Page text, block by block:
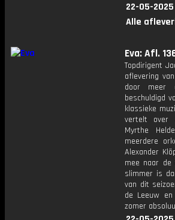
22-05-2025
Alle
Eva: Afl.
Topdirigent
aflevering
door meer
beschuldigd
klassieke
vertelt over
Myrthe
meerdere
Alexander
mee naar
slimmer is
van dit
de Leeuw
zomer